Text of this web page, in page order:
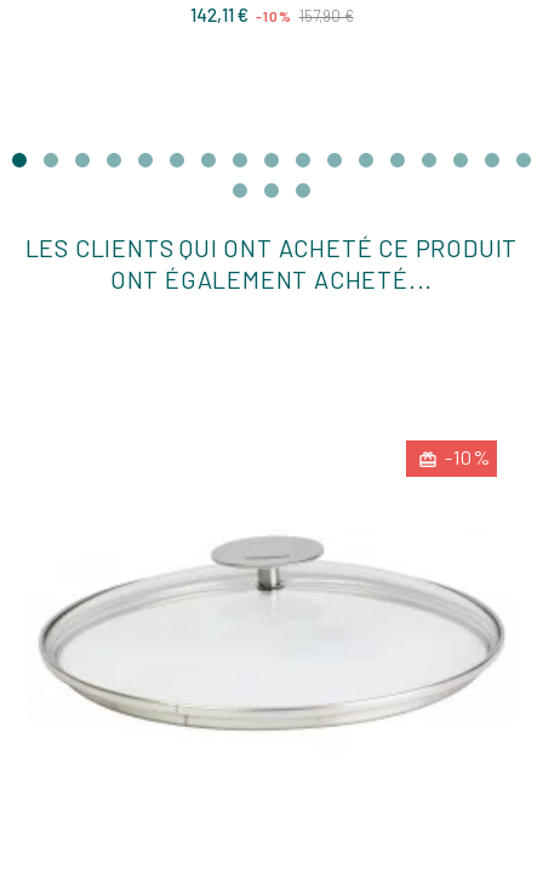
142,11 € Prix
-10% 157,90 €Prix
LES CLIENTS QUI ONT ACHETÉ CE PRODUIT
ONT ÉGALEMENT ACHETÉ...
-10%